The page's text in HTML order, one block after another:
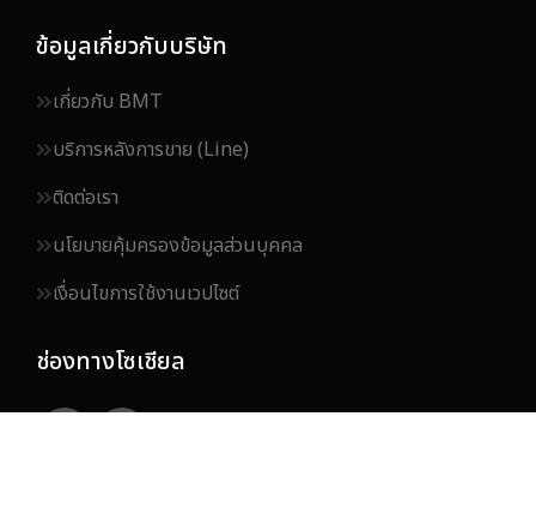
ข้อมูลเกี่ยวกับบริษัท
เกี่ยวกับ BMT
บริการหลังการขาย (Line)
ติดต่อเรา
นโยบายคุ้มครองข้อมูลส่วนบุคคล
เงื่อนไขการใช้งานเวปไซต์
ช่องทางโซเชียล